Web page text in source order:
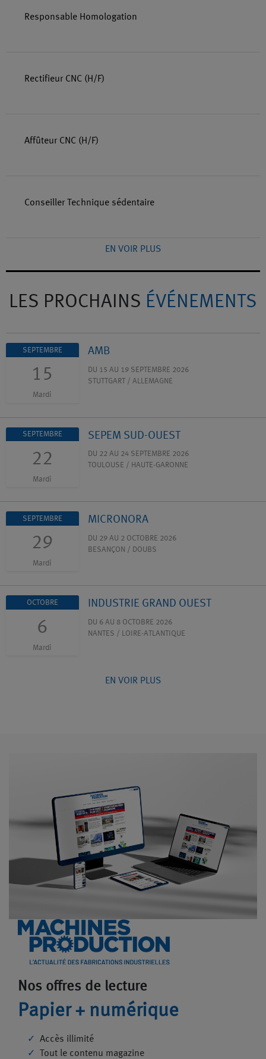
Responsable Homologation
Rectifieur CNC (H/F)
Affûteur CNC (H/F)
Conseiller Technique sédentaire
EN VOIR PLUS
LES PROCHAINS ÉVÉNEMENTS
SEPTEMBRE
15
Mardi
AMB
DU 15 AU 19 SEPTEMBRE 2026
STUTTGART / ALLEMAGNE
SEPTEMBRE
22
Mardi
SEPEM SUD-OUEST
DU 22 AU 24 SEPTEMBRE 2026
TOULOUSE / HAUTE-GARONNE
SEPTEMBRE
29
Mardi
MICRONORA
DU 29 AU 2 OCTOBRE 2026
BESANÇON / DOUBS
OCTOBRE
6
Mardi
INDUSTRIE GRAND OUEST
DU 6 AU 8 OCTOBRE 2026
NANTES / LOIRE-ATLANTIQUE
EN VOIR PLUS
Nos offres de lecture
Papier + numérique
Accès illimité
Tout le contenu magazine